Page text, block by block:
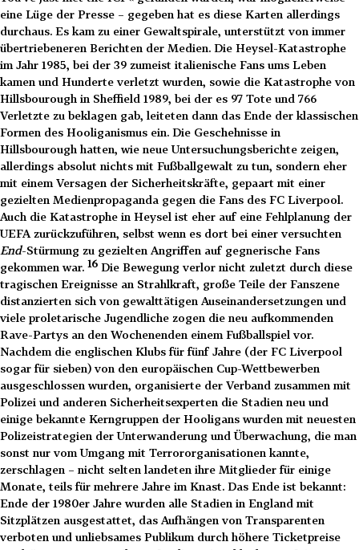
eine Lüge der Presse – gegeben hat es diese Karten allerdings
durchaus. Es kam zu einer Gewaltspirale, unterstützt von immer
übertriebeneren Berichten der Medien. Die Heysel-Katastrophe
im Jahr 1985, bei der 39 zumeist italienische Fans ums Leben
kamen und Hunderte verletzt wurden, sowie die Katastrophe von
Hillsbourough in Sheffield 1989, bei der es 97 Tote und 766
Verletzte zu beklagen gab, leiteten dann das Ende der klassischen
Formen des Hooliganismus ein. Die Geschehnisse in
Hillsbourough hatten, wie neue Untersuchungsberichte zeigen,
allerdings absolut nichts mit Fußballgewalt zu tun, sondern eher
mit einem Versagen der Sicherheitskräfte, gepaart mit einer
gezielten Medienpropaganda gegen die Fans des FC Liverpool.
Auch die Katastrophe in Heysel ist eher auf eine Fehlplanung der
UEFA zurückzuführen, selbst wenn es dort bei einer versuchten
End-Stürmung zu gezielten Angriffen auf gegnerische Fans
gekommen war. 16 Die Bewegung verlor nicht zuletzt durch diese
tragischen Ereignisse an Strahlkraft, große Teile der Fanszene
distanzierten sich von gewalttätigen Auseinandersetzungen und
viele proletarische Jugendliche zogen die neu aufkommenden
Rave-Partys an den Wochenenden einem Fußballspiel vor.
Nachdem die englischen Klubs für fünf Jahre (der FC Liverpool
sogar für sieben) von den europäischen Cup-Wettbewerben
ausgeschlossen wurden, organisierte der Verband zusammen mit
Polizei und anderen Sicherheitsexperten die Stadien neu und
einige bekannte Kerngruppen der Hooligans wurden mit neuesten
Polizeistrategien der Unterwanderung und Überwachung, die man
sonst nur vom Umgang mit Terrororganisationen kannte,
zerschlagen – nicht selten landeten ihre Mitglieder für einige
Monate, teils für mehrere Jahre im Knast. Das Ende ist bekannt:
Ende der 1980er Jahre wurden alle Stadien in England mit
Sitzplätzen ausgestattet, das Aufhängen von Transparenten
verboten und unliebsames Publikum durch höhere Ticketpreise